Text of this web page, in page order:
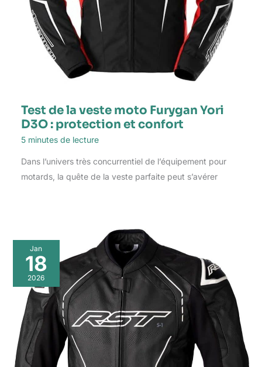
Test de la veste moto Furygan Yori
D3O : protection et confort
5 minutes de lecture
Dans l’univers très concurrentiel de l’équipement pour
motards, la quête de la veste parfaite peut s’avérer
Jan
18
2026